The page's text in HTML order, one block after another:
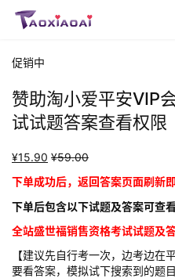
促销中
赞助淘小爱平安VIP
试试题答案查看权限
¥15.90 ¥59.00
下单成功后，返回答案页面刷新
下单后包含以下试题及答案可查
全站盛世福销售资格考试试题及
【建议先自行考一次，边考边在
要看答案，模拟试下搜索到的题